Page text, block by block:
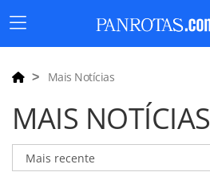
Menu
Principal
Mais Notícias
MAIS NOTÍCIAS